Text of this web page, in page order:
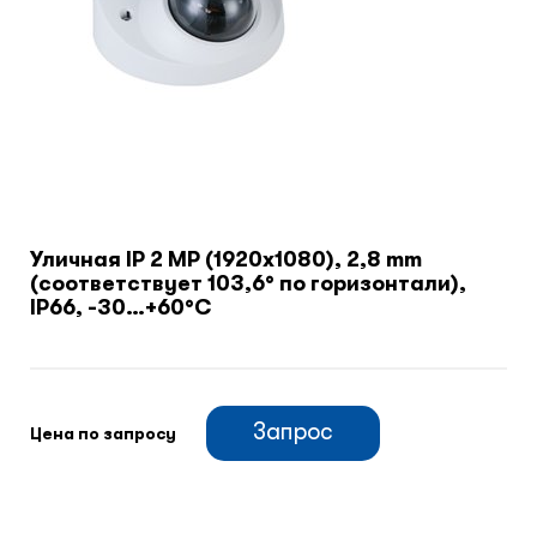
Сетевое оборудование
Климатический шкафы
Уличная IP 2 MP (1920x1080), 2,8 mm
(соответствует 103,6° по горизонтали),
IP66, -30…+60°С
Цена по запросу Запрос